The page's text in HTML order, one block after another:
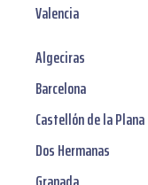
Valencia
Algeciras
Barcelona
Castellón de la Plana
Dos Hermanas